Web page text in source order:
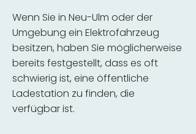
Wenn Sie in Neu-Ulm oder der
Umgebung ein Elektrofahrzeug
besitzen, haben Sie möglicherweise
bereits festgestellt, dass es oft
schwierig ist, eine öffentliche
Ladestation zu finden, die
verfügbar ist.